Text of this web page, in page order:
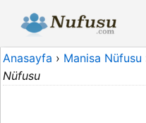
Anasayfa › Manisa Nüfusu
Nüfusu